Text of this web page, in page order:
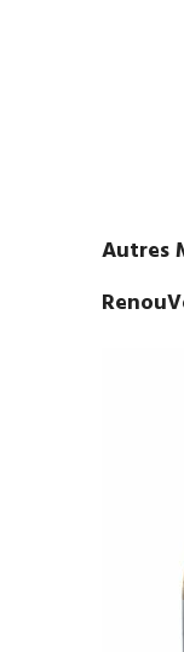
Autres